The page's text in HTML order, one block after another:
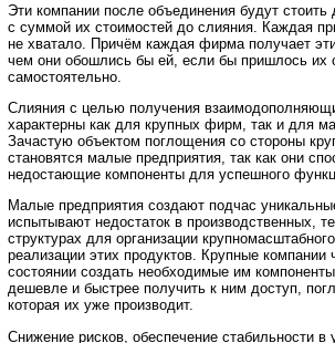
Эти компании после объединения будут
с суммой их стоимостей до слияния. Каждая
не хватало. Причём каждая фирма получает
чем они обошлись бы ей, если бы пришлось их
самостоятельно.
Слияния с целью получения
характерны как для крупных фирм, так и для
Зачастую объектом поглощения со стороны
становятся малые предприятия, так как они
недостающие компоненты для успешного
Малые предприятия создают подчас
испытывают недостаток в производственных,
структурах для организации
реализации этих продуктов. Крупные компании
состоянии создать необходимые им
дешевле и быстрее получить к ним доступ,
которая их уже производит.
Снижение рисков, обеспечение стабильности